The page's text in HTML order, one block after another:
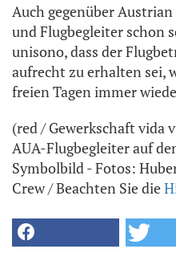
Auch gegenüber
und Flugbegleiter schon
unisono, dass der
aufrecht zu erhalten sei,
freien Tagen immer
(red / Gewerkschaft vida
AUA-Flugbegleiter auf
Symbolbild - Fotos:
Crew / Beachten Sie die